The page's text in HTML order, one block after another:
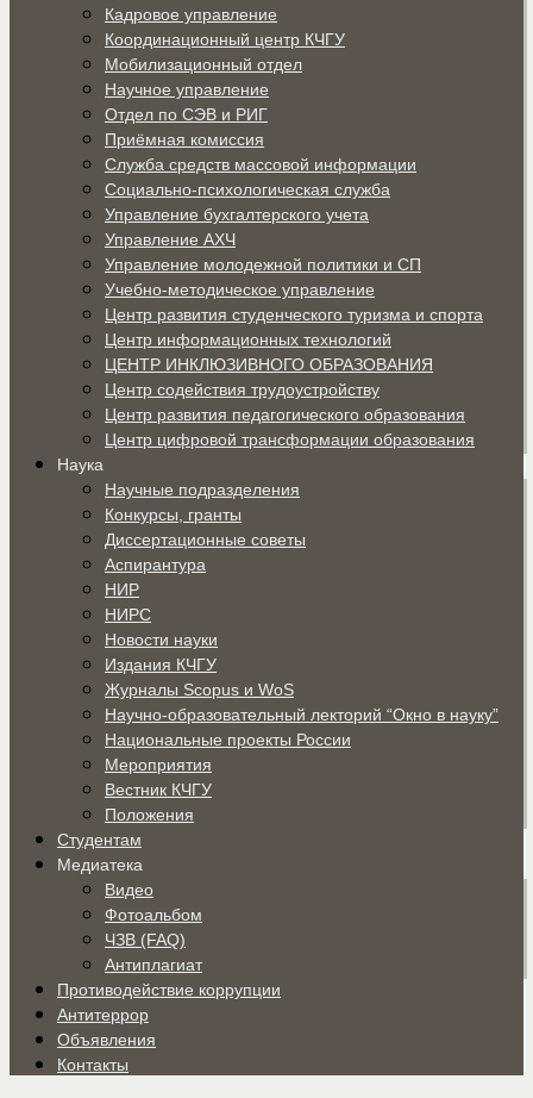
Кадровое управление
Координационный центр КЧГУ
Мобилизационный отдел
Научное управление
Отдел по СЭВ и РИГ
Приёмная комиссия
Служба средств массовой информации
Социально-психологическая служба
Управление бухгалтерского учета
Управление АХЧ
Управление молодежной политики и СП
Учебно-методическое управление
Центр развития студенческого туризма и спорта
Центр информационных технологий
ЦЕНТР ИНКЛЮЗИВНОГО ОБРАЗОВАНИЯ
Центр содействия трудоустройству
Центр развития педагогического образования
Центр цифровой трансформации образования
Наука
Научные подразделения
Конкурсы, гранты
Диссертационные советы
Аспирантура
НИР
НИРС
Новости науки
Издания КЧГУ
Журналы Scopus и WoS
Научно-образовательный лекторий “Окно в науку”
Национальные проекты России
Мероприятия
Вестник КЧГУ
Положения
Студентам
Медиатека
Видео
Фотоальбом
ЧЗВ (FAQ)
Антиплагиат
Противодействие коррупции
Антитеррор
Объявления
Контакты